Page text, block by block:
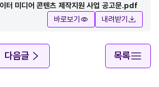
터 미디어 콘텐츠 제작지원 사업 공고문.pdf
바로보기
내려받기
다음글 목록